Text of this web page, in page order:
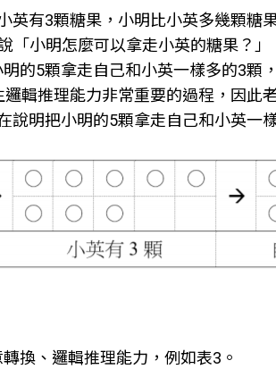
有3顆糖果，小明比小英多幾顆糖
「小明怎麼可以拿走小英的糖果？
的5顆拿走自己和小英一樣多的3顆
輯推理能力非常重要的過程，因此
明把小明的5顆拿走自己和小英一
換、邏輯推理能力，例如表3。